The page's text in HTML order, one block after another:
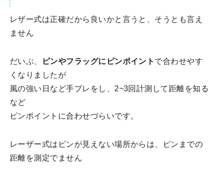
レザー式は正確だから良いかと言うと、そうとも言え
ません
だいぶ、 ピンやフラッグにピンポイント で合わせやす
くなりましたが
風の強い日など手ブレをし、2~3回計測して距離を知る
など
ピンポイントに合わせづらいです。
レーザー式はピンが見えない場所からは、ピンまでの
距離を測定でません